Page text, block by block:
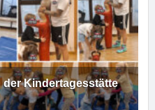
Kindertagesstätte